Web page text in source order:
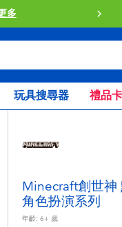
多
玩具搜尋器 禮品卡
Minecraft創世神
角色扮演系列
年齡: 6+ 歲